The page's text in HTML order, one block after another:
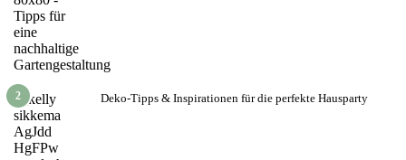
2 Deko-Tipps & Inspirationen für die perfekte Hausparty